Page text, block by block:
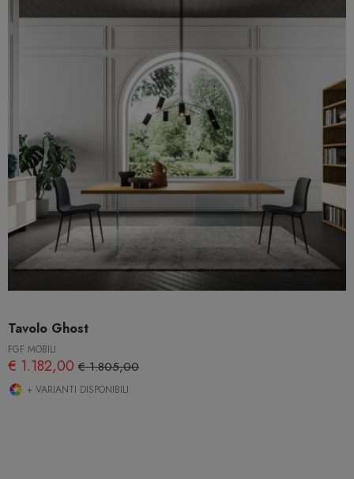
Tavolo Ghost
FGF MOBILI
€ 1.182,00 € 1.805,00
+ VARIANTI DISPONIBILI